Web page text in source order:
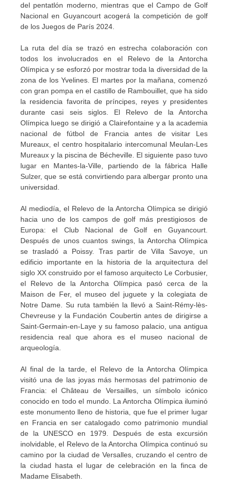
del pentatlón moderno, mientras que el Campo de Golf
Nacional en Guyancourt acogerá la competición de golf
de los Juegos de París 2024.
La ruta del día se trazó en estrecha colaboración con
todos los involucrados en el Relevo de la Antorcha
Olímpica y se esforzó por mostrar toda la diversidad de la
zona de los Yvelines. El martes por la mañana, comenzó
con gran pompa en el castillo de Rambouillet, que ha sido
la residencia favorita de príncipes, reyes y presidentes
durante casi seis siglos. El Relevo de la Antorcha
Olímpica luego se dirigió a Clairefontaine y a la academia
nacional de fútbol de Francia antes de visitar Les
Mureaux, el centro hospitalario intercomunal Meulan-Les
Mureaux y la piscina de Bécheville. El siguiente paso tuvo
lugar en Mantes-la-Ville, partiendo de la fábrica Halle
Sulzer, que se está convirtiendo para albergar pronto una
universidad.
Al mediodía, el Relevo de la Antorcha Olímpica se dirigió
hacia uno de los campos de golf más prestigiosos de
Europa: el Club Nacional de Golf en Guyancourt.
Después de unos cuantos swings, la Antorcha Olímpica
se trasladó a Poissy. Tras partir de Villa Savoye, un
edificio importante en la historia de la arquitectura del
siglo XX construido por el famoso arquitecto Le Corbusier,
el Relevo de la Antorcha Olímpica pasó cerca de la
Maison de Fer, el museo del juguete y la colegiata de
Notre Dame. Su ruta también la llevó a Saint-Rémy-lès-
Chevreuse y la Fundación Coubertin antes de dirigirse a
Saint-Germain-en-Laye y su famoso palacio, una antigua
residencia real que ahora es el museo nacional de
arqueología.
Al final de la tarde, el Relevo de la Antorcha Olímpica
visitó una de las joyas más hermosas del patrimonio de
Francia: el Château de Versailles, un símbolo icónico
conocido en todo el mundo. La Antorcha Olímpica iluminó
este monumento lleno de historia, que fue el primer lugar
en Francia en ser catalogado como patrimonio mundial
de la UNESCO en 1979. Después de esta excursión
inolvidable, el Relevo de la Antorcha Olímpica continuó su
camino por la ciudad de Versalles, cruzando el centro de
la ciudad hasta el lugar de celebración en la finca de
Madame Elisabeth.